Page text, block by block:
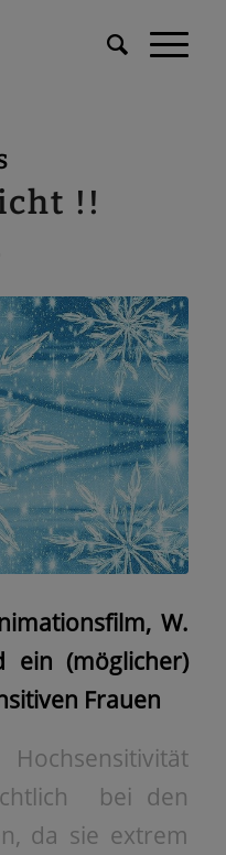
!!
W.
ein (möglicher)
Frauen
bei den
da sie extrem